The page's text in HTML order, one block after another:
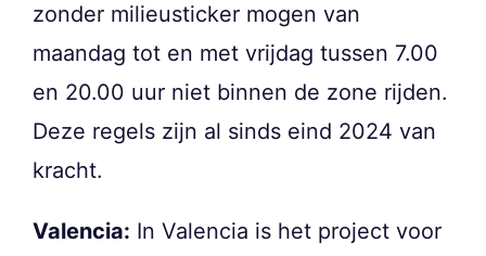
zonder milieusticker mogen van
maandag tot en met vrijdag tussen 7.00
en 20.00 uur niet binnen de zone rijden.
Deze regels zijn al sinds eind 2024 van
kracht.
Valencia: In Valencia is het project voor